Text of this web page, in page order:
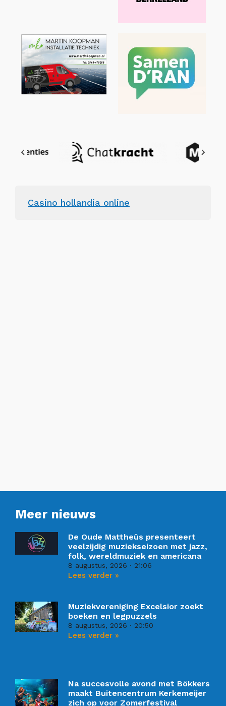
Casino hollandia online
Meer nieuws
De Oude Mattheüs presenteert
veelzijdig muziekseizoen met jazz,
folk, wereldmuziek en americana
8 augustus, 2026 21:06
Lees verder »
Muziekvereniging Excelsior zoekt
boeken en legpuzzels
8 augustus, 2026 20:50
Lees verder »
Na succesvolle avond met Bökkers
maakt Buitencentrum Kerkemeijer
zich op voor Zomerfestival